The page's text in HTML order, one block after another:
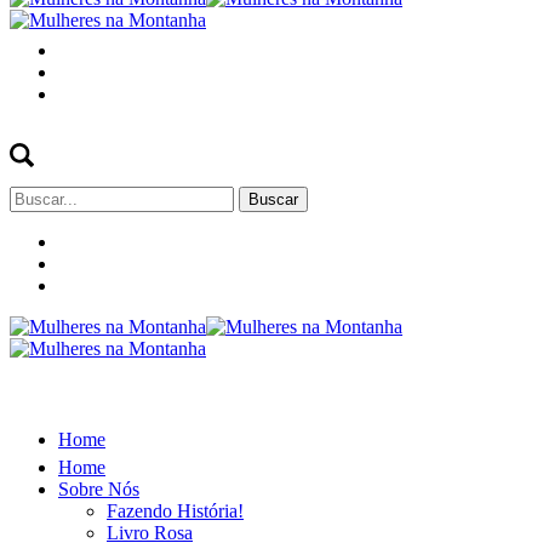
Buscar
por:
Home
Home
Sobre Nós
Fazendo História!
Livro Rosa